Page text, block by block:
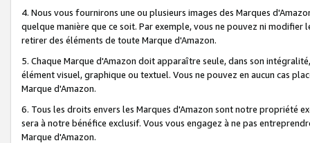
4. Nous vous fournirons une ou plusieurs images des Marques
quelque manière que ce soit. Par exemple, vous ne pouvez ni
retirer des éléments de toute Marque d'Amazon.
5. Chaque Marque d'Amazon doit apparaître seule, dans son
élément visuel, graphique ou textuel. Vous ne pouvez en aucun cas
Marque d'Amazon.
6. Tous les droits envers les Marques d'Amazon sont notre propriété
sera à notre bénéfice exclusif. Vous vous engagez à ne pas
Marque d'Amazon.